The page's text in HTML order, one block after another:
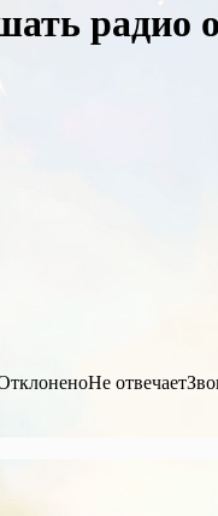
радио
Не отвечает